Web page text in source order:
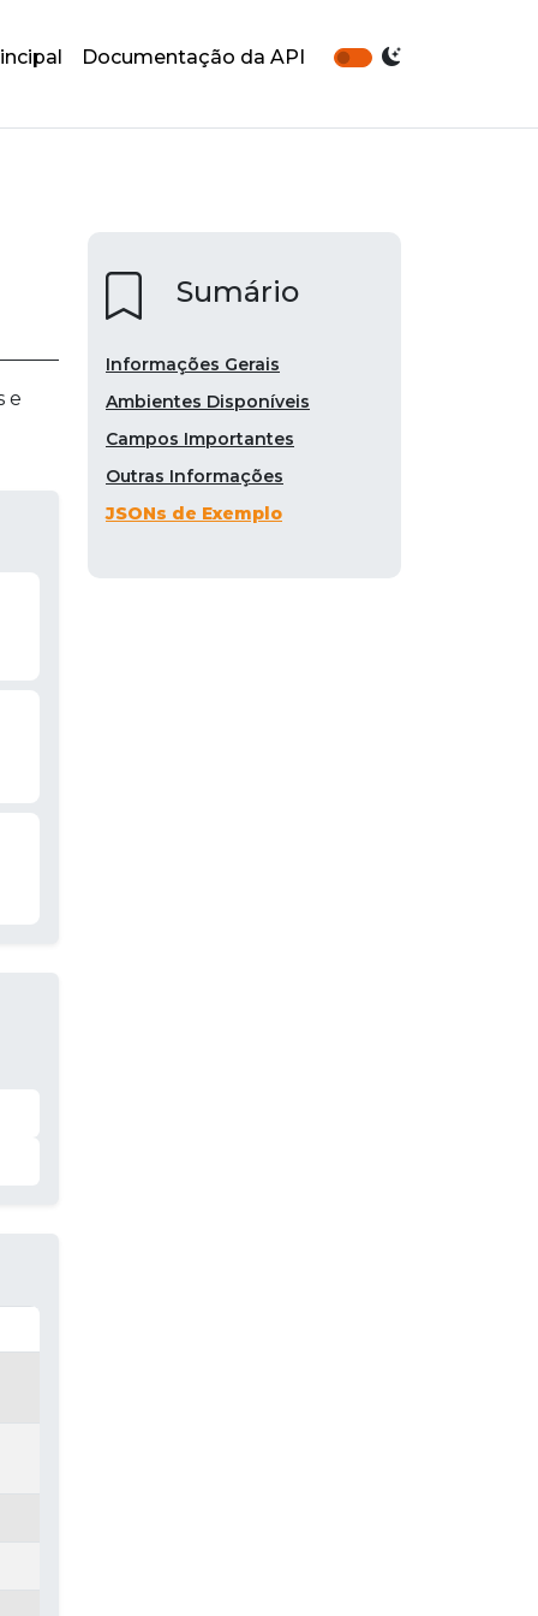
Documentação da API
e
Sumário
Informações Gerais
Ambientes Disponíveis
Campos Importantes
Outras Informações
JSONs de Exemplo